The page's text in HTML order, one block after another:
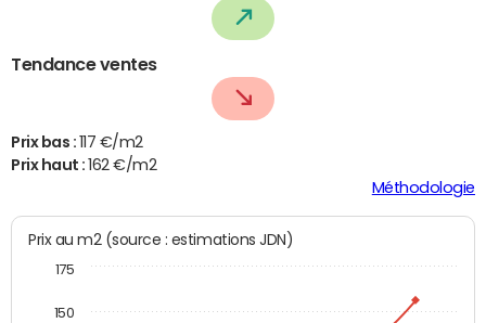
Tendance ventes
Prix bas :
117 €/m2
Prix haut : 162 €/m2
Méthodologie
Prix au m2 (source : estimations JDN)
150
175